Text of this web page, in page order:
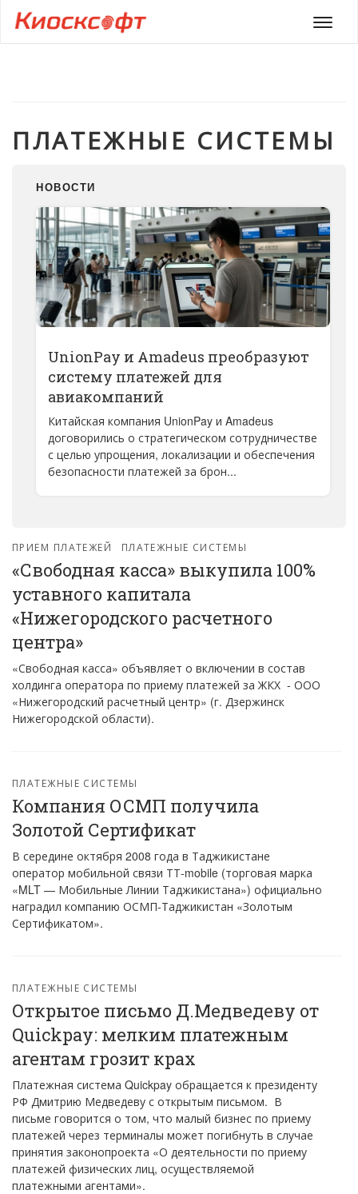
Меню
ПЛАТЕЖНЫЕ СИСТЕМЫ
НОВОСТИ
UnionPay и Amadeus преобразуют
систему платежей для
авиакомпаний
Китайская компания UnionPay и Amadeus
договорились о стратегическом сотрудничестве
с целью упрощения, локализации и обеспечения
безопасности платежей за брон...
ПРИЕМ ПЛАТЕЖЕЙ ПЛАТЕЖНЫЕ СИСТЕМЫ
«Свободная касса» выкупила 100%
уставного капитала
«Нижегородского расчетного
центра»
«Свободная касса» объявляет о включении в состав
холдинга оператора по приему платежей за ЖКХ - ООО
«Нижегородский расчетный центр» (г. Дзержинск
Нижегородской области).
ПЛАТЕЖНЫЕ СИСТЕМЫ
Компания ОСМП получила
Золотой Сертификат
В середине октября 2008 года в Таджикистане
оператор мобильной связи ТТ-mobile (торговая марка
«MLT — Мобильные Линии Таджикистана») официально
наградил компанию ОСМП-Таджикистан «Золотым
Сертификатом».
ПЛАТЕЖНЫЕ СИСТЕМЫ
Открытое письмо Д.Медведеву от
Quickpay: мелким платежным
агентам грозит крах
Платежная система Quickpay обращается к президенту
РФ Дмитрию Медведеву с открытым письмом. В
письме говорится о том, что малый бизнес по приему
платежей через терминалы может погибнуть в случае
принятия законопроекта «О деятельности по приему
платежей физических лиц, осуществляемой
платежными агентами».